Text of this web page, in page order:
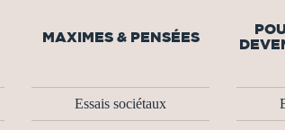
MAXIMES & PENSÉES
Essais sociétaux